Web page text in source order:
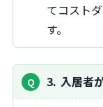
てコスト
す。
3 入居者